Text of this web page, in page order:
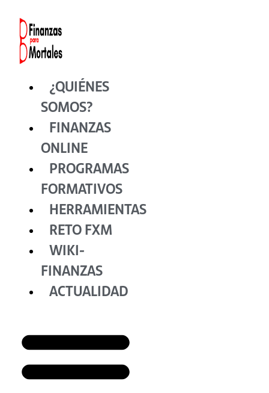
contenido
¿QUIÉNES
SOMOS?
FINANZAS
ONLINE
PROGRAMAS
FORMATIVOS
HERRAMIENTAS
RETO FXM
WIKI-
FINANZAS
ACTUALIDAD